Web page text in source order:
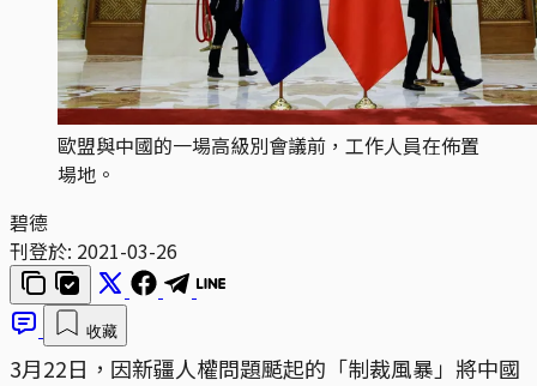
歐盟與中國的一場高級別會議前，工作人員在佈置
場地。
碧德
刊登於: 2021-03-26
收藏
3月22日，因新疆人權問題颳起的「制裁風暴」將中國